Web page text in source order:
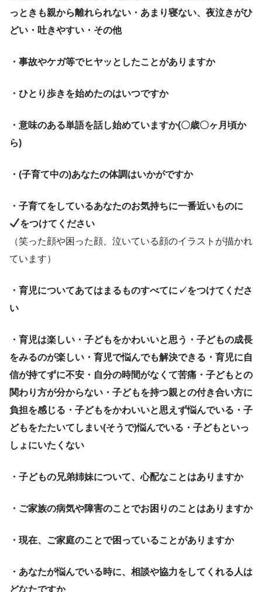
っときも親から離れられない ・あまり寝ない、夜泣きがひ
どい ・吐きやすい ・その他
・事故やケガ等でヒヤッとしたことがありますか
・ひとり歩きを始めたのはいつですか
・意味のある単語を話し始めていますか(〇歳〇ヶ月頃か
ら)
・(子育て中の)あなたの体調はいかがですか
・子育てをしているあなたのお気持ちに一番近いものに
をつけてください
（笑った顔や困った顔、泣いている顔のイラストが描かれ
ています）
・育児についてあてはまるものすべてに✓をつけてくださ
い
・育児は楽しい・子どもをかわいいと思う・子どもの成長
をみるのが楽しい・育児で悩んでも解決できる・育児に自
信が持てずに不安・自分の時間がなくて苦痛・子どもとの
関わり方が分からない・子どもを持つ親との付き合い方に
負担を感じる・子どもをかわいいと思えず悩んでいる・子
どもをたたいてしまい(そうで)悩んでいる・子どもといっ
しょにいたくない
・子どもの兄弟姉妹について、心配なことはありますか
・ご家族の病気や障害のことでお困りのことはありますか
・現在、ご家庭のことで困っていることがありますか
・あなたが悩んでいる時に、相談や協力をしてくれる人は
どなたですか